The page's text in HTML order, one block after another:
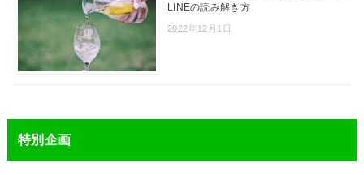
LINEの読み解き方
2022年12月1日
特別企画